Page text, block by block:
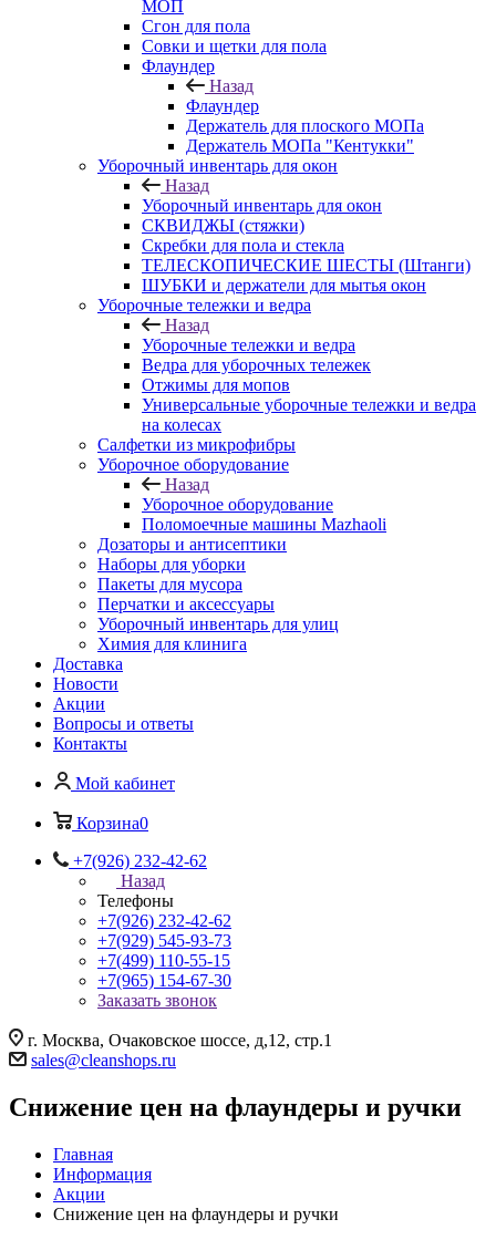
МОП
Сгон для пола
Совки и щетки для пола
Флаундер
Назад
Флаундер
Держатель для плоского МОПа
Держатель МОПа "Кентукки"
Уборочный инвентарь для окон
Назад
Уборочный инвентарь для окон
СКВИДЖЫ (стяжки)
Скребки для пола и стекла
ТЕЛЕСКОПИЧЕСКИЕ ШЕСТЫ (Штанги)
ШУБКИ и держатели для мытья окон
Уборочные тележки и ведра
Назад
Уборочные тележки и ведра
Ведра для уборочных тележек
Отжимы для мопов
Универсальные уборочные тележки и ведра
на колесах
Салфетки из микрофибры
Уборочное оборудование
Назад
Уборочное оборудование
Поломоечные машины Mazhaoli
Дозаторы и антисептики
Наборы для уборки
Пакеты для мусора
Перчатки и аксессуары
Уборочный инвентарь для улиц
Химия для клинига
Доставка
Новости
Акции
Вопросы и ответы
Контакты
Мой кабинет
Корзина0
+7(926) 232-42-62
Назад
Телефоны
+7(926) 232-42-62
+7(929) 545-93-73
+7(499) 110-55-15
+7(965) 154-67-30
Заказать звонок
г. Москва, Очаковское шоссе, д,12, стр.1
sales@cleanshops.ru
Снижение цен на флаундеры и ручки
Главная
Информация
Акции
Снижение цен на флаундеры и ручки